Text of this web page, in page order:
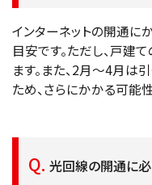
インターネットの開通に
目安です。ただし、戸建
ます。また、2月〜4月は
ため、さらにかかる可能
光回線の開通に